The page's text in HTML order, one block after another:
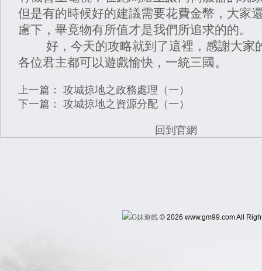
但是有的時候好的建議需要花費金幣，大家
慮下，畢竟物有所值才是我們所追求的的。
好，今天的攻略就到了這裡，感謝大家
各位君主都可以遊戲愉快，一統三國。
上一篇：
攻城掠地之政務處理（一）
下一篇：
攻城掠地之資源分配（一）
回到官網
© 2026 www.gm99.com All